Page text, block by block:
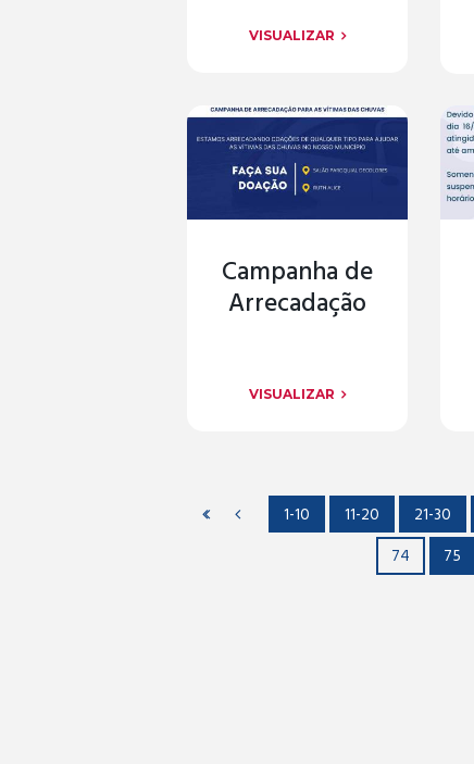
VISUALIZAR
Campanha de
Arrecadação
VISUALIZAR
1-10 11-20 21-30
74
75